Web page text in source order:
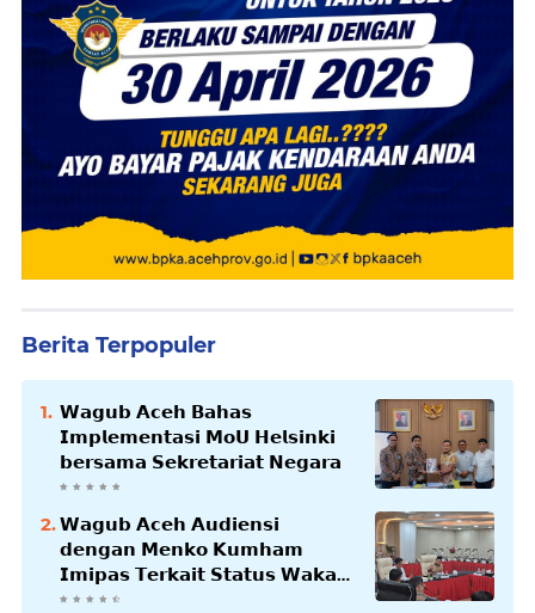
Berita Terpopuler
𝗪𝗮𝗴𝘂𝗯 𝗔𝗰𝗲𝗵 𝗕𝗮𝗵𝗮𝘀
𝗜𝗺𝗽𝗹𝗲𝗺𝗲𝗻𝘁𝗮𝘀𝗶 𝗠𝗼𝗨 𝗛𝗲𝗹𝘀𝗶𝗻𝗸𝗶
𝗯𝗲𝗿𝘀𝗮𝗺𝗮 𝗦𝗲𝗸𝗿𝗲𝘁𝗮𝗿𝗶𝗮𝘁 𝗡𝗲𝗴𝗮𝗿𝗮
𝗪𝗮𝗴𝘂𝗯 𝗔𝗰𝗲𝗵 𝗔𝘂𝗱𝗶𝗲𝗻𝘀𝗶
𝗱𝗲𝗻𝗴𝗮𝗻 𝗠𝗲𝗻𝗸𝗼 𝗞𝘂𝗺𝗵𝗮𝗺
𝗜𝗺𝗶𝗽𝗮𝘀 𝗧𝗲𝗿𝗸𝗮𝗶𝘁 𝗦𝘁𝗮𝘁𝘂𝘀 𝗪𝗮𝗸𝗮𝗳
𝗕𝗹𝗮𝗻𝗴𝗽𝗮𝗱𝗮𝗻𝗴